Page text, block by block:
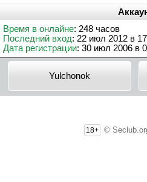
Время в онлайне: 248 часов
Последний вход: 22 июл 2012 в
Дата регистрации: 30 июл 2006 в
Yulchonok
18+ ©